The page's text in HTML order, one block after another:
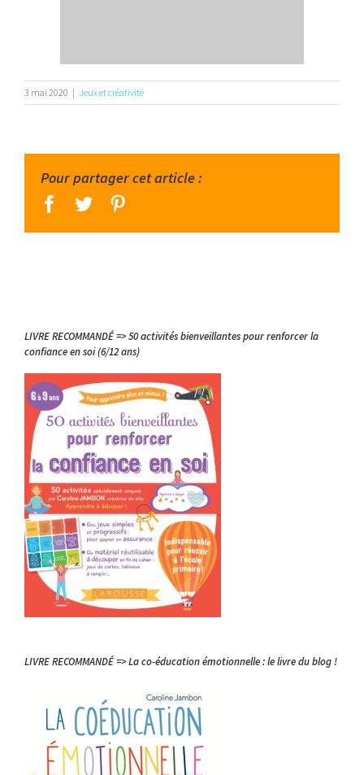
3 mai 2020 | Jeux et créativité
Pour partager cet article :
facebook
twitter
LIVRE RECOMMANDÉ => 50 activités bienveillantes pour renforcer la
confiance en soi (6/12 ans)
LIVRE RECOMMANDÉ => La co-éducation émotionnelle : le livre du blog !